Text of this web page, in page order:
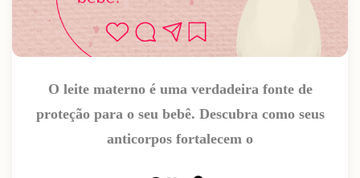
O leite materno é uma verdadeira fonte de
proteção para o seu bebê. Descubra como seus
anticorpos fortalecem o